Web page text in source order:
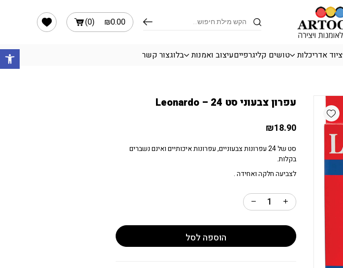
Products
search
₪0.00
(
0
)
ציוד אדריכלות טושים קליגרפייםעיצוב ואמנות בלוגצור קשר
עפרון צבעוני סט 24 – Leonardo
₪18.90
סט של 24 עפרונות צבעוניים, עפרונות איכותיים ואינם נשברים
בקלות.
לצביעה חלקה ואחידה .
הוספה לסל
Add wishlist